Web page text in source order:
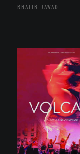
RHALIB JAWAD